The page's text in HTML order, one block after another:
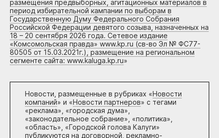
размещения предвыборных, агитационных материалов в
период избирательной кампании по выборам в
Государственную Думу Федерального Собрания
Российской Федерации девятого созыва, назначенных на
18 – 20 сентября 2026 года. Сетевое издание
«Комсомольская правда» www.kp.ru (св-во Эл № ФС77-
80505 от 15.03.2021г.), размещение на региональном
сегменте сайта: www.kaluga.kp.ru»
Новости, размещенные в рубриках «Новости
компаний» и «Новости партнеров» с тегами
«реклама», «городская дума»,
«законодательное собрание», «политика»,
«область», «Городской голова Калуги»
публикуются на договорной, рекламно-